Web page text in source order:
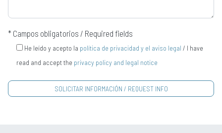
* Campos obligatorios / Required fields
He leído y acepto la política de privacidad y el aviso legal / I have
read and accept the privacy policy and legal notice